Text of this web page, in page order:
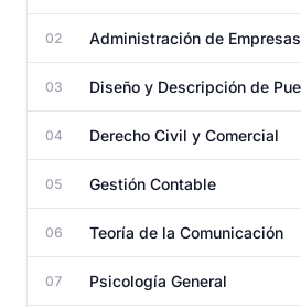
02 Administración de Empresas
03 Diseño y Descripción de
04 Derecho Civil y Comercial
05 Gestión Contable
06 Teoría de la Comunicación
07 Psicología General